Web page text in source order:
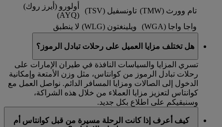
تام وورث (TMW) تاونسفيل (TSV)
أولورو (أيرز روك)
(AYQ)
واجا واجا (WGA)
ويلينغتون (WLG) لا ينطبق
هل تختلف مزايا العميل على رحلات تبادل الرموز؟
تسري المزايا والسياسات النافذة في طيران الإمارات على
رحلات تبادل الرموز من كوانتاس، مثل وزن الأمتعة وإمكانية
الدخول إلى الصالات ومزايا المسافر الدائم. نواصل العمل مع
كوانتاس لتعزيز مزايا العملاء من خلال هذه الشراكة،
وسنبقيكم على اطلاع بكل جديد.
كيف أعرف إذا كانت الرحلة مسيرة من قبل كوانتاس أم